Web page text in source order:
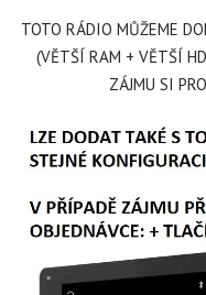
TOTO RÁDIO MŮŽEME
(VĚTŠÍ RAM + VĚTŠÍ
ZÁJMU SI